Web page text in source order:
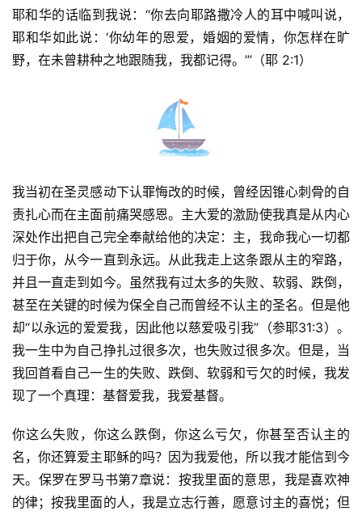
耶和华的话临到我说：“你去向耶路撒冷人的耳中喊叫说，
耶和华如此说：‘你幼年的恩爱，婚姻的爱情，你怎样在旷
野，在未曾耕种之地跟随我，我都记得。’”（耶 2:1）
我当初在圣灵感动下认罪悔改的时候，曾经因锥心刺骨的自
责扎心而在主面前痛哭感恩。主大爱的激励使我真是从内心
深处作出把自己完全奉献给他的决定：主，我命我心一切都
归于你，从今一直到永远。从此我走上这条跟从主的窄路，
并且一直走到如今。虽然我有过太多的失败、软弱、跌倒，
甚至在关键的时候为保全自己而曾经不认主的圣名。但是他
却“以永远的爱爱我，因此他以慈爱吸引我”（参耶31:3）。
我一生中为自己挣扎过很多次，也失败过很多次。但是，当
我回首看自己一生的失败、跌倒、软弱和亏欠的时候，我发
现了一个真理：基督爱我，我爱基督。
你这么失败，你这么跌倒，你这么亏欠，你甚至否认主的
名，你还算爱主耶稣的吗？因为我爱他，所以我才能信到今
天。保罗在罗马书第7章说：按我里面的意思，我是喜欢神
的律；按我里面的人，我是立志行善，愿意讨主的喜悦；但